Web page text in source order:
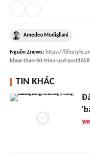
Amedeo Modigliani
Nguồn Znews: https://
khoa-than-60-trieu-usd-
TIN KHÁC